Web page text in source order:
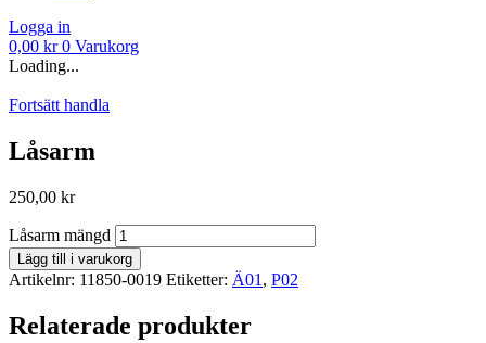
Logga in
0,00 kr 0 Varukorg
Loading...
Fortsätt handla
Låsarm
250,00 kr
Låsarm mängd
Lägg till i varukorg
Artikelnr: 11850-0019 Etiketter: Ä01 , P02
Relaterade produkter